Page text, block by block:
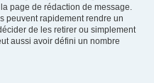
page de rédaction de message.
peuvent rapidement rendre un
de les retirer ou simplement
aussi avoir défini un nombre